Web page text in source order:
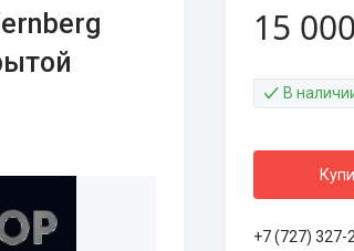
15
В
+7 (727) 327-